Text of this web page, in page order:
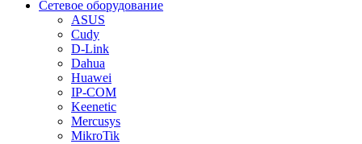
Сетевое оборудование
ASUS
Cudy
D-Link
Dahua
Huawei
IP-COM
Keenetic
Mercusys
MikroTik